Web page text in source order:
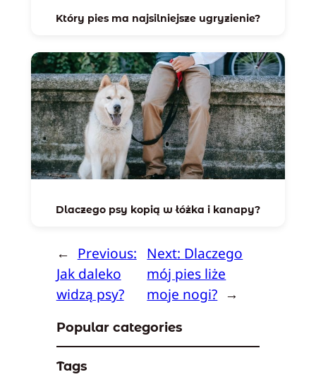
Który pies ma najsilniejsze ugryzienie?
Dlaczego psy kopią w łóżka i kanapy?
← Previous:
Jak daleko
widzą psy?
Next: Dlaczego
mój pies liże
moje nogi? →
Popular categories
Tags